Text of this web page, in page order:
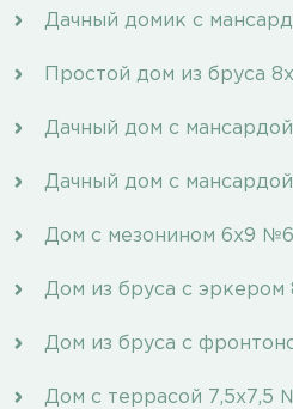
Дачный домик с
Простой дом из бруса
Дачный дом с
Дачный дом с
Дом с мезонином 6х9
Дом из бруса с эркером
Дом из бруса с
Дом с террасой 7,5х7,5